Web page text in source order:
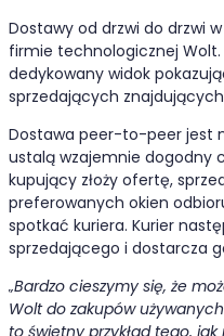
Dostawy od drzwi do drzwi
firmie technologicznej
dedykowany widok
sprzedających
Dostawa peer-to-peer jest
ustalą wzajemnie dogodny
kupujący złoży ofertę,
preferowanych okien
spotkać kuriera. Kurier
sprzedającego i dostarcza
„Bardzo cieszymy się, że
Wolt do zakupów